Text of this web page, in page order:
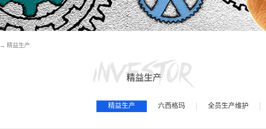
→ 精益生产
精益生产
精益生产 六西格玛 全员生产维护